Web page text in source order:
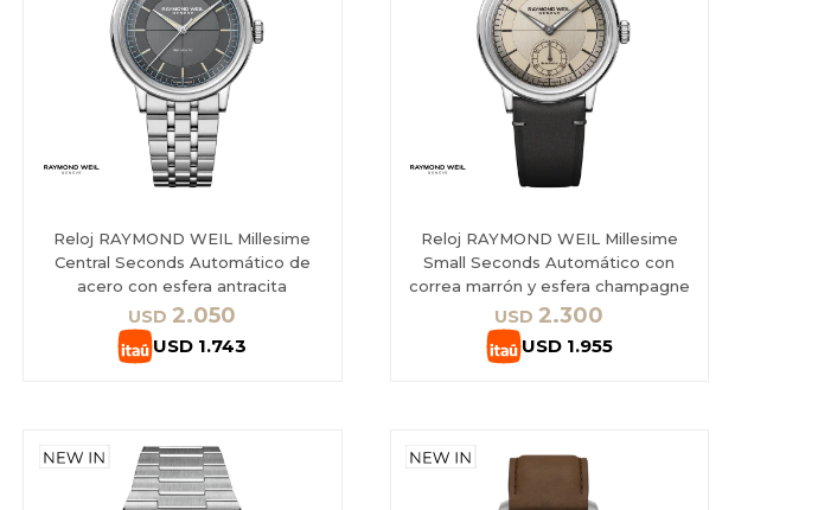
Reloj RAYMOND WEIL Millesime
Central Seconds Automático de
acero con esfera antracita
USD 2.050
USD 1.743
Reloj RAYMOND WEIL Millesime
Small Seconds Automático con
correa marrón y esfera champagne
USD 2.300
USD 1.955